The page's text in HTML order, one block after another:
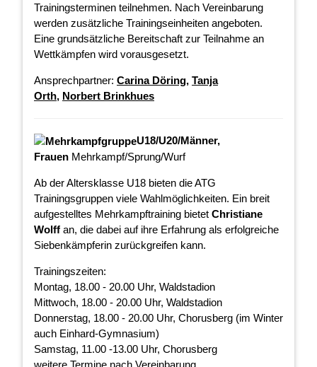
Trainingsterminen teilnehmen. Nach Vereinbarung
werden zusätzliche Trainingseinheiten angeboten.
Eine grundsätzliche Bereitschaft zur Teilnahme an
Wettkämpfen wird vorausgesetzt.
Ansprechpartner: Carina Döring, Tanja
Orth, Norbert Brinkhues
U18/U20/Männer,
Frauen Mehrkampf/Sprung/Wurf
Ab der Altersklasse U18 bieten die ATG
Trainingsgruppen viele Wahlmöglichkeiten. Ein breit
aufgestelltes Mehrkampftraining bietet Christiane
Wolff an, die dabei auf ihre Erfahrung als erfolgreiche
Siebenkämpferin zurückgreifen kann.
Trainingszeiten:
Montag, 18.00 - 20.00 Uhr, Waldstadion
Mittwoch, 18.00 - 20.00 Uhr, Waldstadion
Donnerstag, 18.00 - 20.00 Uhr, Chorusberg (im Winter
auch Einhard-Gymnasium)
Samstag, 11.00 -13.00 Uhr, Chorusberg
weitere Termine nach Vereinbarung